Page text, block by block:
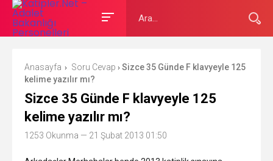
Anasayfa › Soru Cevap › Sizce 35 Günde F klavyeyle 125
kelime yazılır mı?
Sizce 35 Günde F klavyeyle 125
kelime yazılır mı?
1253 Okunma — 21 Şubat 2013 01:50